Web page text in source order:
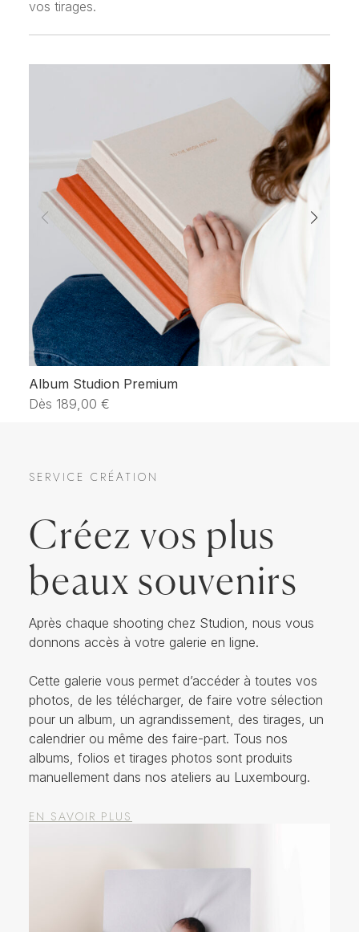
vos tirages.
Album Studion Premium
Dès 189,00 €
SERVICE CRÉATION
Créez vos plus
beaux souvenirs
Après chaque shooting chez Studion, nous vous
donnons accès à votre galerie en ligne.
Cette galerie vous permet d’accéder à toutes vos
photos, de les télécharger, de faire votre sélection
pour un album, un agrandissement, des tirages, un
calendrier ou même des faire-part. Tous nos
albums, folios et tirages photos sont produits
manuellement dans nos ateliers au Luxembourg.
EN SAVOIR PLUS